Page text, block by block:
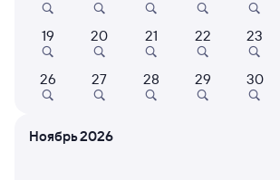
Выбор любимых мест на схемах
Подробные ответы на вопросы о
СМС-сопровождение до посадки в
Оформление без регистрации на
19 20 21 22 23
26 27 28 29 30
Ноябрь 2026